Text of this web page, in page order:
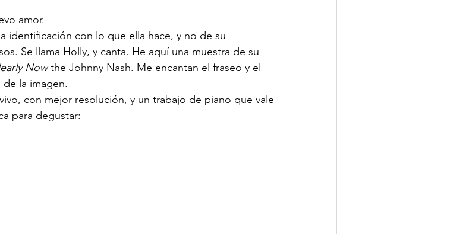
amor.
identificación con lo que ella hace, y no de su
Se llama Holly, y canta. He aquí una muestra de su
Now the Johnny Nash. Me encantan el fraseo y el
la imagen.
con mejor resolución, y un trabajo de piano que vale
para degustar: